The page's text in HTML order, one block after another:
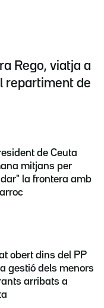
Rego, viatja a
repartiment de
de Ceuta
mitjans per
la frontera amb
obert dins del PP
gestió dels menors
arribats a